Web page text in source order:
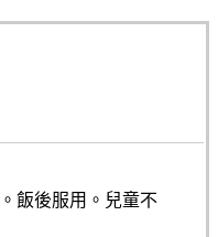
飯後服用。兒童不